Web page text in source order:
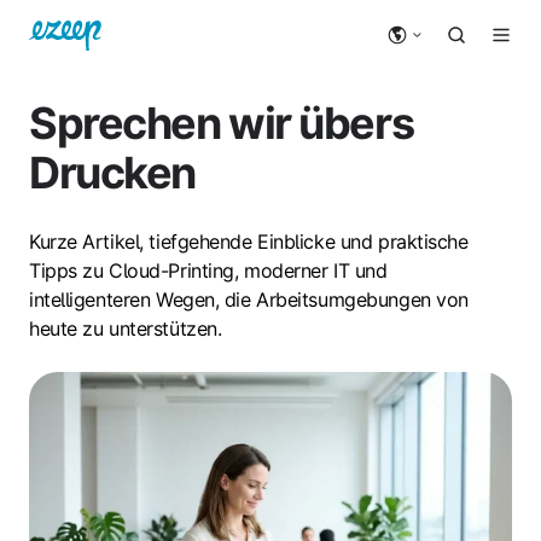
Sprechen wir übers
Drucken
Kurze Artikel, tiefgehende Einblicke und praktische
Tipps zu Cloud-Printing, moderner IT und
intelligenteren Wegen, die Arbeitsumgebungen von
heute zu unterstützen.